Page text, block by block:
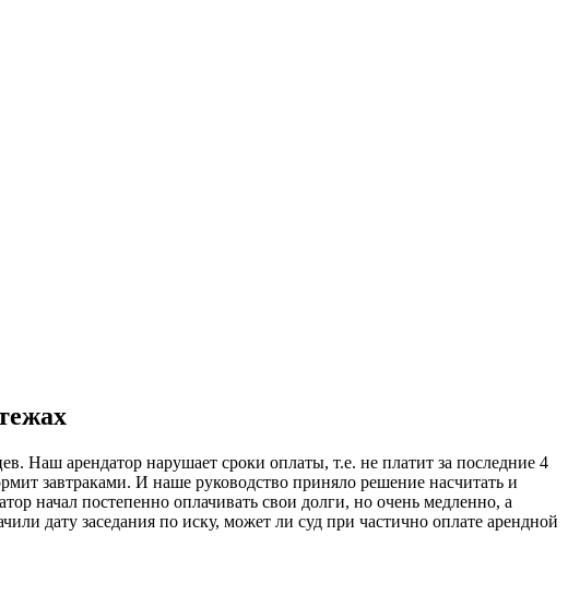
Наш арендатор нарушает сроки оплаты, т.е. не платит за последние 4
завтраками. И наше руководство приняло решение насчитать и
начал постепенно оплачивать свои долги, но очень медленно, а
дату заседания по иску, может ли суд при частично оплате арендной